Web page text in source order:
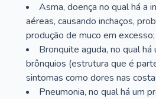
Asma, doença no qual há a
aéreas, causando inchaços,
produção de muco em excesso;
Bronquite aguda, no qual
brônquios (estrutura que é
sintomas como dores nas
Pneumonia, no qual há um